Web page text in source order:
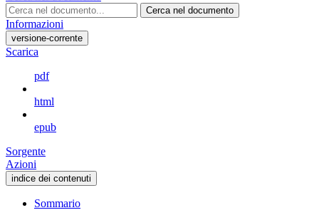
Cerca nel documento
Informazioni
versione-corrente
Scarica
pdf
html
epub
Sorgente
Azioni
indice dei contenuti
Sommario